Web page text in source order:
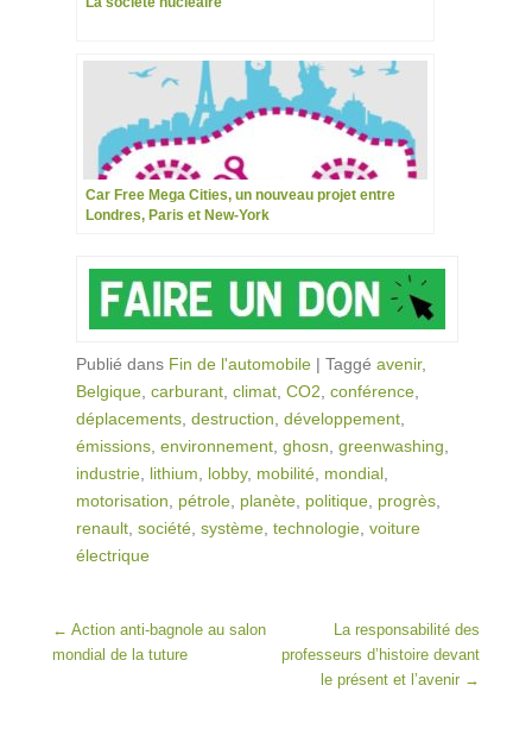
Car Free Mega Cities, un nouveau projet entre
Londres, Paris et New-York
Publié dans Fin de l'automobile | Taggé avenir,
Belgique carburant climat CO2 conférence
déplacements destruction développement
émissions environnement ghosn greenwashing
industrie lithium lobby, mobilité mondial
motorisation
pétrole planète politique progrès
renault société système technologie voiture
électrique
Post navigation
← Action anti-bagnole au salon
mondial de la tuture
La responsabilité des
professeurs d’histoire devant
le présent et l’avenir →